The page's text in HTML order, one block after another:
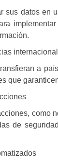
sus datos en
implementar
a
que
como
de